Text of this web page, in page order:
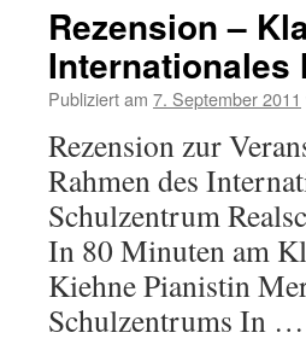
Rezension –
Internationales
Publiziert am 7. September 2011
Rezension zur
Rahmen des
Schulzentrum
In 80 Minuten am
Kiehne Pianistin
Schulzentrums In …